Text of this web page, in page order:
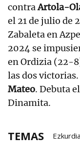
contraArtola-
el 21 de julio de
Zabaleta en
2024 se
en Ordizia (22-
las dos victorias.
Mateo. Debuta
Dinamita.
TEMAS Ezkurdia